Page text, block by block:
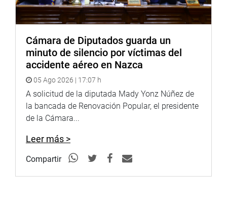
Cámara de Diputados guarda un
minuto de silencio por víctimas del
accidente aéreo en Nazca
05 Ago 2026 | 17:07 h
A solicitud de la diputada Mady Yonz Núñez de
la bancada de Renovación Popular, el presidente
de la Cámara...
Leer más >
Compartir